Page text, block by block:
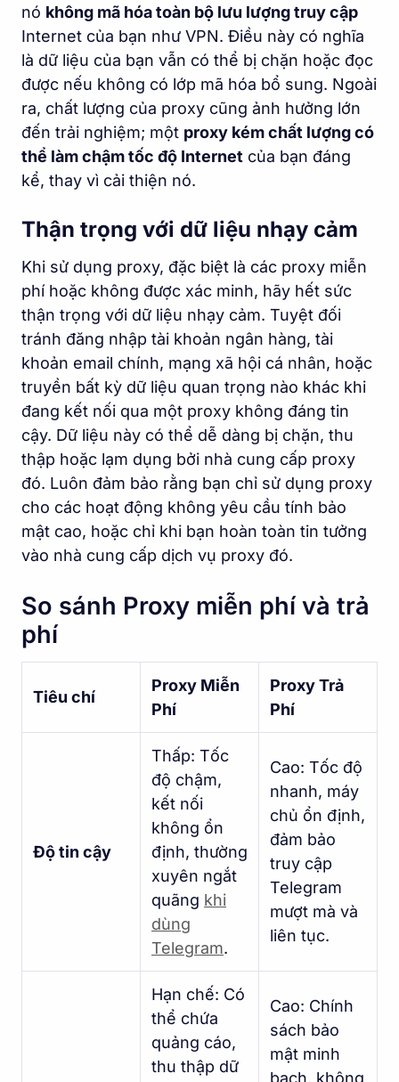
nó không mã hóa toàn bộ lưu lượng truy cập
Internet của bạn như VPN. Điều này có nghĩa
là dữ liệu của bạn vẫn có thể bị chặn hoặc đọc
được nếu không có lớp mã hóa bổ sung. Ngoài
ra, chất lượng của proxy cũng ảnh hưởng lớn
đến trải nghiệm; một proxy kém chất lượng có
thể làm chậm tốc độ Internet của bạn đáng
kể, thay vì cải thiện nó.
Thận trọng với dữ liệu nhạy cảm
Khi sử dụng proxy, đặc biệt là các proxy miễn
phí hoặc không được xác minh, hãy hết sức
thận trọng với dữ liệu nhạy cảm. Tuyệt đối
tránh đăng nhập tài khoản ngân hàng, tài
khoản email chính, mạng xã hội cá nhân, hoặc
truyền bất kỳ dữ liệu quan trọng nào khác khi
đang kết nối qua một proxy không đáng tin
cậy. Dữ liệu này có thể dễ dàng bị chặn, thu
thập hoặc lạm dụng bởi nhà cung cấp proxy
đó. Luôn đảm bảo rằng bạn chỉ sử dụng proxy
cho các hoạt động không yêu cầu tính bảo
mật cao, hoặc chỉ khi bạn hoàn toàn tin tưởng
vào nhà cung cấp dịch vụ proxy đó.
So sánh Proxy miễn phí và trả
phí
Tiêu chí
Proxy Miễn
Phí
Proxy Trả
Phí
Độ tin cậy
Thấp: Tốc
độ chậm,
kết nối
không ổn
định, thường
xuyên ngắt
quãng khi
dùng
Telegram.
Cao: Tốc độ
nhanh, máy
chủ ổn định,
đảm bảo
truy cập
Telegram
mượt mà và
liên tục.
Hạn chế: Có
thể chứa
quảng cáo,
thu thập dữ
Cao: Chính
sách bảo
mật minh
bạch, không